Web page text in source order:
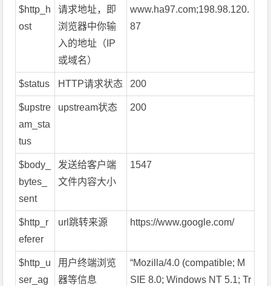
$http_h
ost
请求地址，即
浏览器中你输
入的地址（IP
或域名）
www.ha97.com;198.98.120.
87
$status HTTP请求状态 200
$upstre
am_sta
tus
upstream状态 200
$body_
bytes_
sent
发送给客户端
文件内容大小
1547
$http_r
eferer
url跳转来源 https://www.google.com/
$http_u
ser_ag
用户终端浏览
器等信息
“Mozilla/4.0 (compatible; M
SIE 8.0; Windows NT 5.1; Tr